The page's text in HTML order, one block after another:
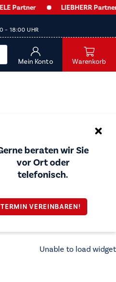
LIEBHERR Partner
– 18:00 UHR
Mein Konto Warenkorb
beraten wir Sie
vor Ort oder
telefonisch.
TERMIN VEREINBAREN!
Unable to load widget